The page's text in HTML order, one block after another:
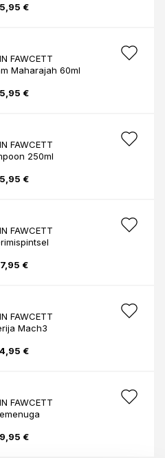
€
FAWCETT
Maharajah 60ml
€
FAWCETT
250ml
€
FAWCETT
€
FAWCETT
Mach3
€
FAWCETT
€